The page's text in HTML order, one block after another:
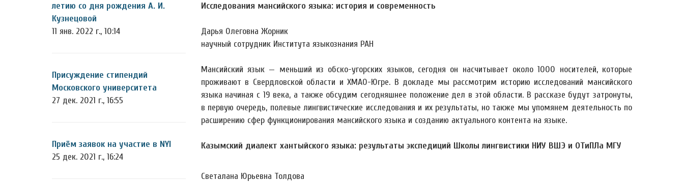
летию со дня рождения А. И.
Кузнецовой
11 янв. 2022 г., 10:14
Присуждение стипендий
Московского университета
27 дек. 2021 г., 16:55
Приём заявок на участие в NYI
25 дек. 2021 г., 16:24
Исследования мансийского языка: история и современность
Дарья Олеговна Жорник
научный сотрудник Института языкознания РАН
Мансийский язык — меньший из обско-угорских языков, сегодня он насчитывает около 1000 носителей, которые
проживают в Свердловской области и ХМАО-Югре. В докладе мы рассмотрим историю исследований мансийского
языка начиная с 19 века, а также обсудим сегодняшнее положение дел в этой области. В рассказе будут затронуты,
в первую очередь, полевые лингвистические исследования и их результаты, но также мы упомянем деятельность по
расширению сфер функционирования мансийского языка и созданию актуального контента на языке.
Казымский диалект хантыйского языка: результаты экспедиций Школы лингвистики НИУ ВШЭ и ОТиПЛа МГУ
Светалана Юрьевна Толдова